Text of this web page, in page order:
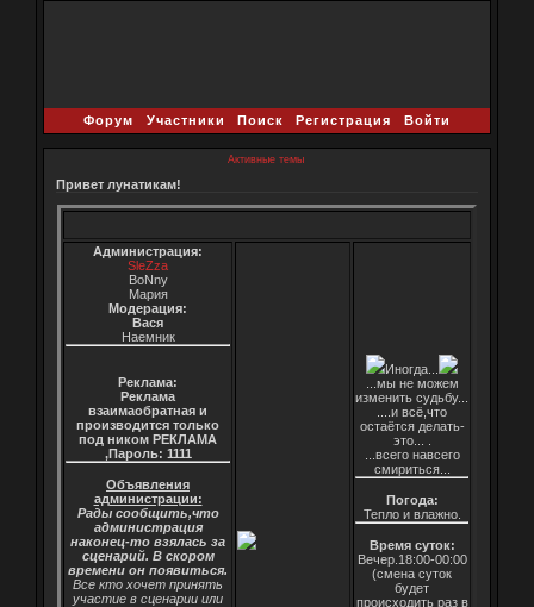
Форум Участники Поиск Регистрация Войти
Активные темы
Привет лунатикам!
Администрация:
SleZza
BoNny
Мария
Модерация:
Вася
Наемник
Реклама:
Реклама
взаимаобратная и
производится только
под ником РЕКЛАМА
,Пароль: 1111
Объявления
администрации:
Рады сообщить,что
администрация
наконец-то взялась за
сценарий. В скором
времени он появиться.
Все кто хочет принять
участие в сценарии или
Иногда...
...мы не можем
изменить судьбу...
....и всё,что
остаётся делать-
это... .
...всего навсего
смириться...
Погода:
Тепло и влажно.
Время суток:
Вечер.18:00-00:00
(смена суток
будет
происходить раз в